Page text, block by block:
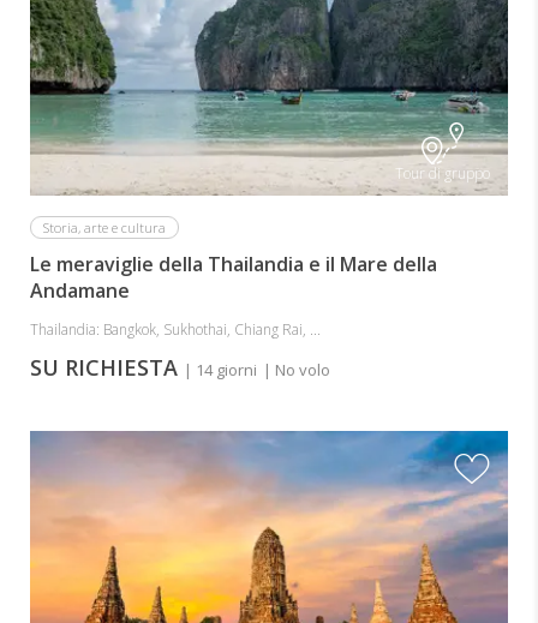
Tour di gruppo
Storia, arte e cultura
Le meraviglie della Thailandia e il Mare della
Andamane
Thailandia: Bangkok, Sukhothai, Chiang Rai, ...
SU RICHIESTA | 14 giorni | No volo